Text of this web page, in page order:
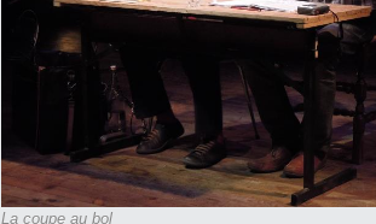
La coupe au bol